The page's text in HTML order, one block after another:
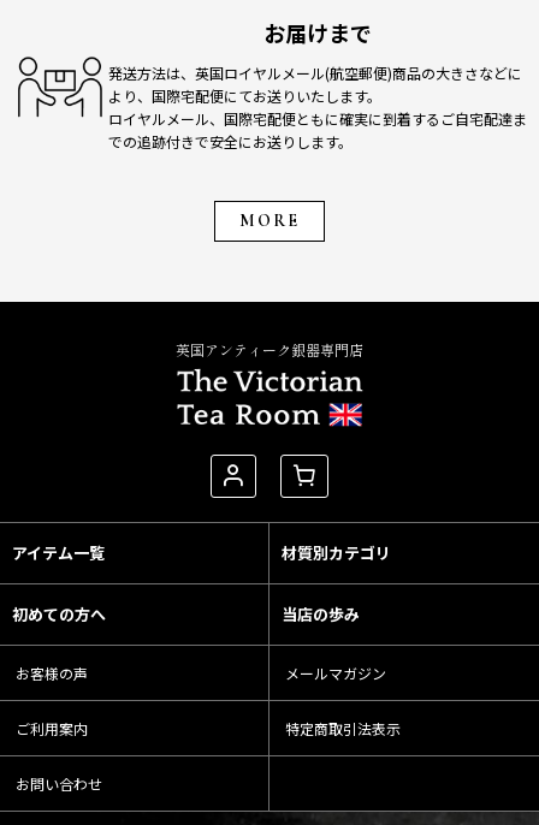
お届けまで
発送方法は、英国ロイヤルメール(航空郵便)商品の大きさなどに
より、国際宅配便にてお送りいたします。
ロイヤルメール、国際宅配便ともに確実に到着するご自宅配達ま
での追跡付きで安全にお送りします。
MORE
英国アンティーク銀器専門店
アイテム一覧 材質別カテゴリ
初めての方へ 当店の歩み
お客様の声 メールマガジン
ご利用案内 特定商取引法表示
お問い合わせ